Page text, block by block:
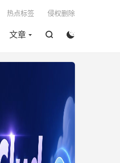
文章  
热点标签 侵权删除